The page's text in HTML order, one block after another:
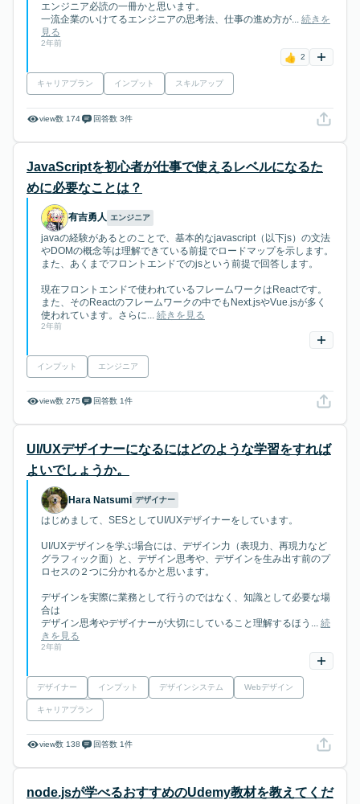
エンジニア必読の一冊かと思います。
一流企業のいけてるエンジニアの思考法、仕事の進め方が... 続きを
見る
2年前
2
キャリアプラン インプット スキルアップ
view数 174 回答数 3件
JavaScriptを初心者が仕事で使えるレベルになるた
めに必要なことは？
有吉勇人 エンジニア
javaの経験があるとのことで、基本的なjavascript（以下js）の文法
やDOMの概念等は理解できている前提でロードマップを示します。
また、あくまでフロントエンドでのjsという前提で回答します。
現在フロントエンドで使われているフレームワークはReactです。
また、そのReactのフレームワークの中でもNext.jsやVue.jsが多く
使われています。さらに...
続きを見る
2年前
インプット エンジニア
view数 275 回答数 1件
UI/UXデザイナーになるにはどのような学習をすれば
よいでしょうか。
Hara Natsumi デザイナー
はじめまして、SESとしてUI/UXデザイナーをしています。
UI/UXデザインを学ぶ場合には、デザイン力（表現力、再現力など
グラフィック面）と、デザイン思考や、デザインを生み出す前のプ
ロセスの２つに分かれるかと思います。
デザインを実際に業務として行うのではなく、知識として必要な場
合は
デザイン思考やデザイナーが大切にしていること理解するほう... 続
きを見る
2年前
デザイナー インプット デザインシステム Webデザイン
キャリアプラン
view数 138 回答数 1件
node.jsが学べるおすすめのUdemy教材を教えてくだ